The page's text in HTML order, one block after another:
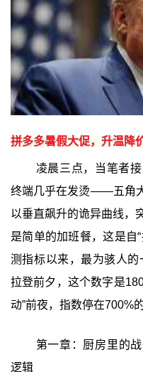
拼多多暑假大促，升温降
凌晨三点，当笔者
终端几乎在发烫——五角
以垂直飙升的诡异曲线，
是简单的加班餐，这是自
测指标以来，最为骇人的
拉登前夕，这个数字是
动”前夜，指数停在700%
第一章：厨房里的
逻辑